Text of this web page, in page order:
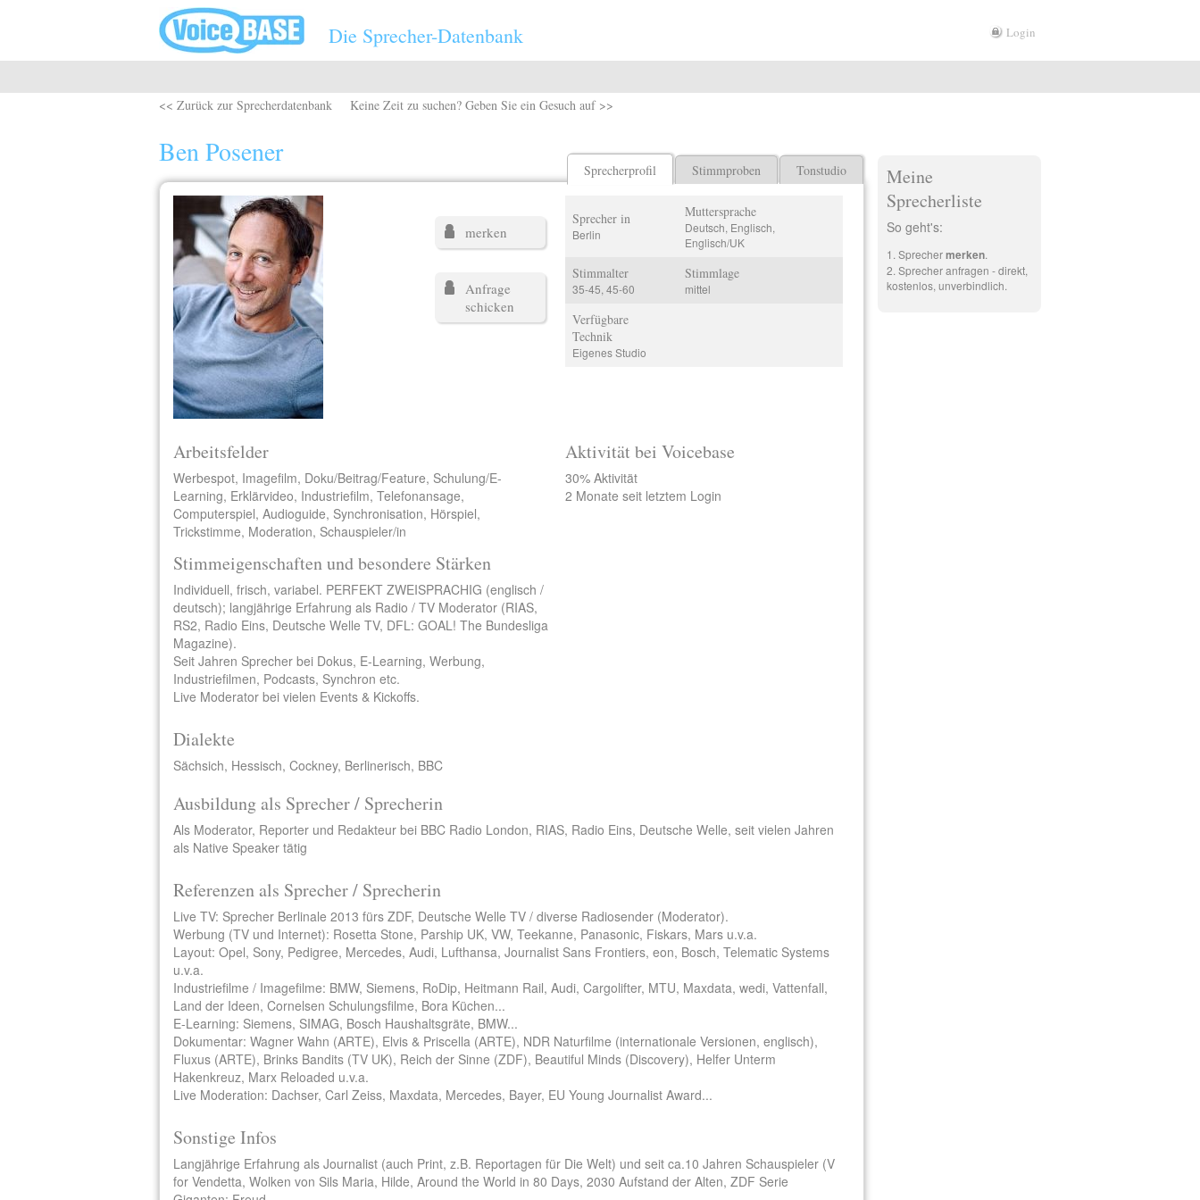
Die Sprecher-Datenbank Login
<< Zurück zur Sprecherdatenbank Keine Zeit zu suchen? Geben Sie ein Gesuch auf >>
Ben Posener
Sprecherprofil Stimmproben Tonstudio
merken
Anfrage
schicken
Sprecher in
Berlin
Muttersprache
Deutsch, Englisch,
Englisch/UK
Stimmalter
35-45, 45-60
Stimmlage
mittel
Verfügbare
Technik
Eigenes Studio
Arbeitsfelder
Werbespot, Imagefilm, Doku/Beitrag/Feature, Schulung/E-
Learning, Erklärvideo, Industriefilm, Telefonansage,
Computerspiel, Audioguide, Synchronisation, Hörspiel,
Trickstimme, Moderation, Schauspieler/in
Stimmeigenschaften und besondere Stärken
Individuell, frisch, variabel. PERFEKT ZWEISPRACHIG (englisch /
deutsch); langjährige Erfahrung als Radio / TV Moderator (RIAS,
RS2, Radio Eins, Deutsche Welle TV, DFL: GOAL! The Bundesliga
Magazine).
Seit Jahren Sprecher bei Dokus, E-Learning, Werbung,
Industriefilmen, Podcasts, Synchron etc.
Live Moderator bei vielen Events & Kickoffs.
Dialekte
Sächsich, Hessisch, Cockney, Berlinerisch, BBC
Aktivität bei Voicebase
30% Aktivität
2 Monate seit letztem Login
Ausbildung als Sprecher / Sprecherin
Als Moderator, Reporter und Redakteur bei BBC Radio London, RIAS, Radio Eins, Deutsche Welle, seit vielen Jahren
als Native Speaker tätig
Referenzen als Sprecher / Sprecherin
Live TV: Sprecher Berlinale 2013 fürs ZDF, Deutsche Welle TV / diverse Radiosender (Moderator).
Werbung (TV und Internet): Rosetta Stone, Parship UK, VW, Teekanne, Panasonic, Fiskars, Mars u.v.a.
Layout: Opel, Sony, Pedigree, Mercedes, Audi, Lufthansa, Journalist Sans Frontiers, eon, Bosch, Telematic Systems
u.v.a.
Industriefilme / Imagefilme: BMW, Siemens, RoDip, Heitmann Rail, Audi, Cargolifter, MTU, Maxdata, wedi, Vattenfall,
Land der Ideen, Cornelsen Schulungsfilme, Bora Küchen...
E-Learning: Siemens, SIMAG, Bosch Haushaltsgräte, BMW...
Dokumentar: Wagner Wahn (ARTE), Elvis & Priscella (ARTE), NDR Naturfilme (internationale Versionen, englisch),
Fluxus (ARTE), Brinks Bandits (TV UK), Reich der Sinne (ZDF), Beautiful Minds (Discovery), Helfer Unterm
Hakenkreuz, Marx Reloaded u.v.a.
Live Moderation: Dachser, Carl Zeiss, Maxdata, Mercedes, Bayer, EU Young Journalist Award...
Sonstige Infos
Langjährige Erfahrung als Journalist (auch Print, z.B. Reportagen für Die Welt) und seit ca.10 Jahren Schauspieler (V
for Vendetta, Wolken von Sils Maria, Hilde, Around the World in 80 Days, 2030 Aufstand der Alten, ZDF Serie
Meine
Sprecherliste
So geht's:
Sprechermerken.
Sprecher anfragen - direkt,
kostenlos, unverbindlich.